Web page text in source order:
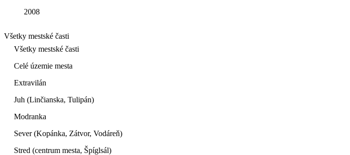
2008
Všetky mestské časti
Všetky mestské časti
Celé územie mesta
Extravilán
Juh (Linčianska, Tulipán)
Modranka
Sever (Kopánka, Zátvor, Vodáreň)
Stred (centrum mesta, Špíglsál)